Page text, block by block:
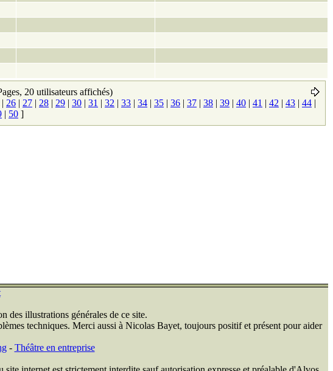
20 utilisateurs affichés)
| 26 | 27 | 28 | 29 | 30 | 31 | 32 | 33 | 34 | 35 | 36 | 37 | 38 | 39 | 40 | 41 | 42 | 43 | 44 |
| 50 ]
des illustrations générales de ce site.
techniques. Merci aussi à Nicolas Bayet, toujours positif et présent pour aider
- Théâtre en entreprise